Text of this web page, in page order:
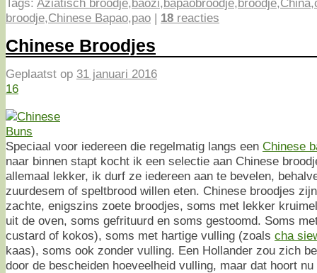
broodje,Chinese Bapao,pao | 18 reacties
Chinese Broodjes
Geplaatst op 31 januari 2016
16
Speciaal voor iedereen die regelmatig langs een Chinese
naar binnen stapt kocht ik een selectie aan Chinese
allemaal lekker, ik durf ze iedereen aan te bevelen,
zuurdesem of speltbrood willen eten. Chinese broodjes
zachte, enigszins zoete broodjes, soms met lekker
uit de oven, soms gefrituurd en soms gestoomd. Soms
custard of kokos), soms met hartige vulling (zoals cha
kaas), soms ook zonder vulling. Een Hollander zou zich
door de bescheiden hoeveelheid vulling, maar dat hoort